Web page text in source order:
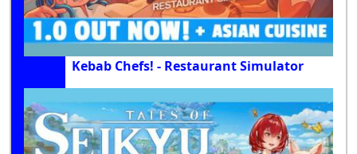
Kebab Chefs! - Restaurant Simulator